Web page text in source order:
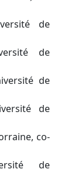
de
de
de
de
co-
de